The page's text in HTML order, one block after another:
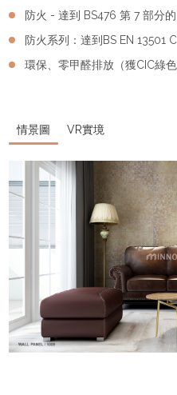
防火 - 達到 BS476 第 7 部分
防火系列：達到BS EN 13501
環保、零甲醛排放（獲CIC綠色
情景圖 VR實境